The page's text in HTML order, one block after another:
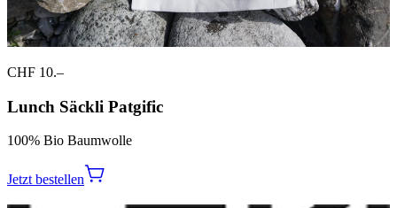
CHF 10.–
Lunch Säckli Patgific
100% Bio Baumwolle
Jetzt bestellen